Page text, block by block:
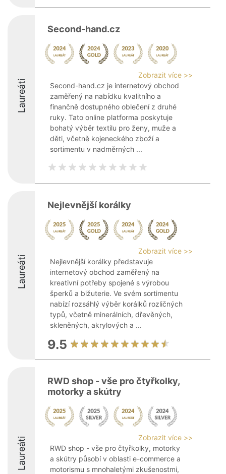
Laureáti
Second-hand.cz
Zobrazit více >>
Second-hand.cz je internetový obchod
zaměřený na nabídku kvalitního a
finančně dostupného oblečení z druhé
ruky. Tato online platforma poskytuje
bohatý výběr textilu pro ženy, muže a
děti, včetně kojeneckého zboží a
sortimentu v nadměrných ...
Laureáti
Nejlevnější korálky
Zobrazit více >>
Nejlevnější korálky představuje
internetový obchod zaměřený na
kreativní potřeby spojené s výrobou
šperků a bižuterie. Ve svém sortimentu
nabízí rozsáhlý výběr korálků rozličných
typů, včetně minerálních, dřevěných,
skleněných, akrylových a ...
9.5
Laureáti
RWD shop - vše pro čtyřkolky,
motorky a skútry
Zobrazit více >>
RWD shop - vše pro čtyřkolky, motorky
a skútry působí v oblasti e-commerce a
motorismu s mnohaletými zkušenostmi,